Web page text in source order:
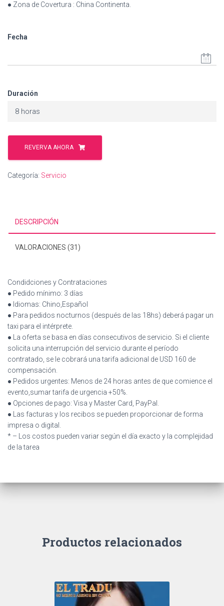
● Zona de Covertura : China Continenta.
Fecha
Duración
8 horas
REVERVA AHORA
Categoría: Servicio
DESCRIPCIÓN
VALORACIONES (31)
Condidciones y Contrataciones
● Pedido mínimo: 3 días
● Idiomas: Chino,Español
● Para pedidos nocturnos (después de las 18hs) deberá pagar un
taxi para el intérprete.
● La oferta se basa en días consecutivos de servicio. Si el cliente
solicita una interrupción del servicio durante el período
contratado, se le cobrará una tarifa adicional de USD 160 de
compensación.
● Pedidos urgentes: Menos de 24 horas antes de que comience el
evento,sumar tarifa de urgencia +50%.
● Opciones de pago: Visa y Master Card, PayPal.
● Las facturas y los recibos se pueden proporcionar de forma
impresa o digital.
* – Los costos pueden variar según el día exacto y la complejidad
de la tarea
Productos relacionados